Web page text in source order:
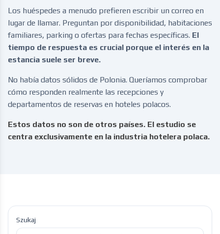
Los huéspedes a menudo prefieren escribir un correo en
lugar de llamar. Preguntan por disponibilidad, habitaciones
familiares, parking o ofertas para fechas específicas. El
tiempo de respuesta es crucial porque el interés en la
estancia suele ser breve.
No había datos sólidos de Polonia. Queríamos comprobar
cómo responden realmente las recepciones y
departamentos de reservas en hoteles polacos.
Estos datos no son de otros países. El estudio se
centra exclusivamente en la industria hotelera polaca.
Szukaj